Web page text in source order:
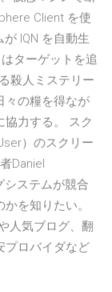
Client を使
IQN を自動生
ターゲットを追
殺人ミステリー
々の糧を得なが
力する。 スク
）のスクリー
Daniel
ステムが競合
を知りたい。
人気ブログ、翻
プロバイダなど